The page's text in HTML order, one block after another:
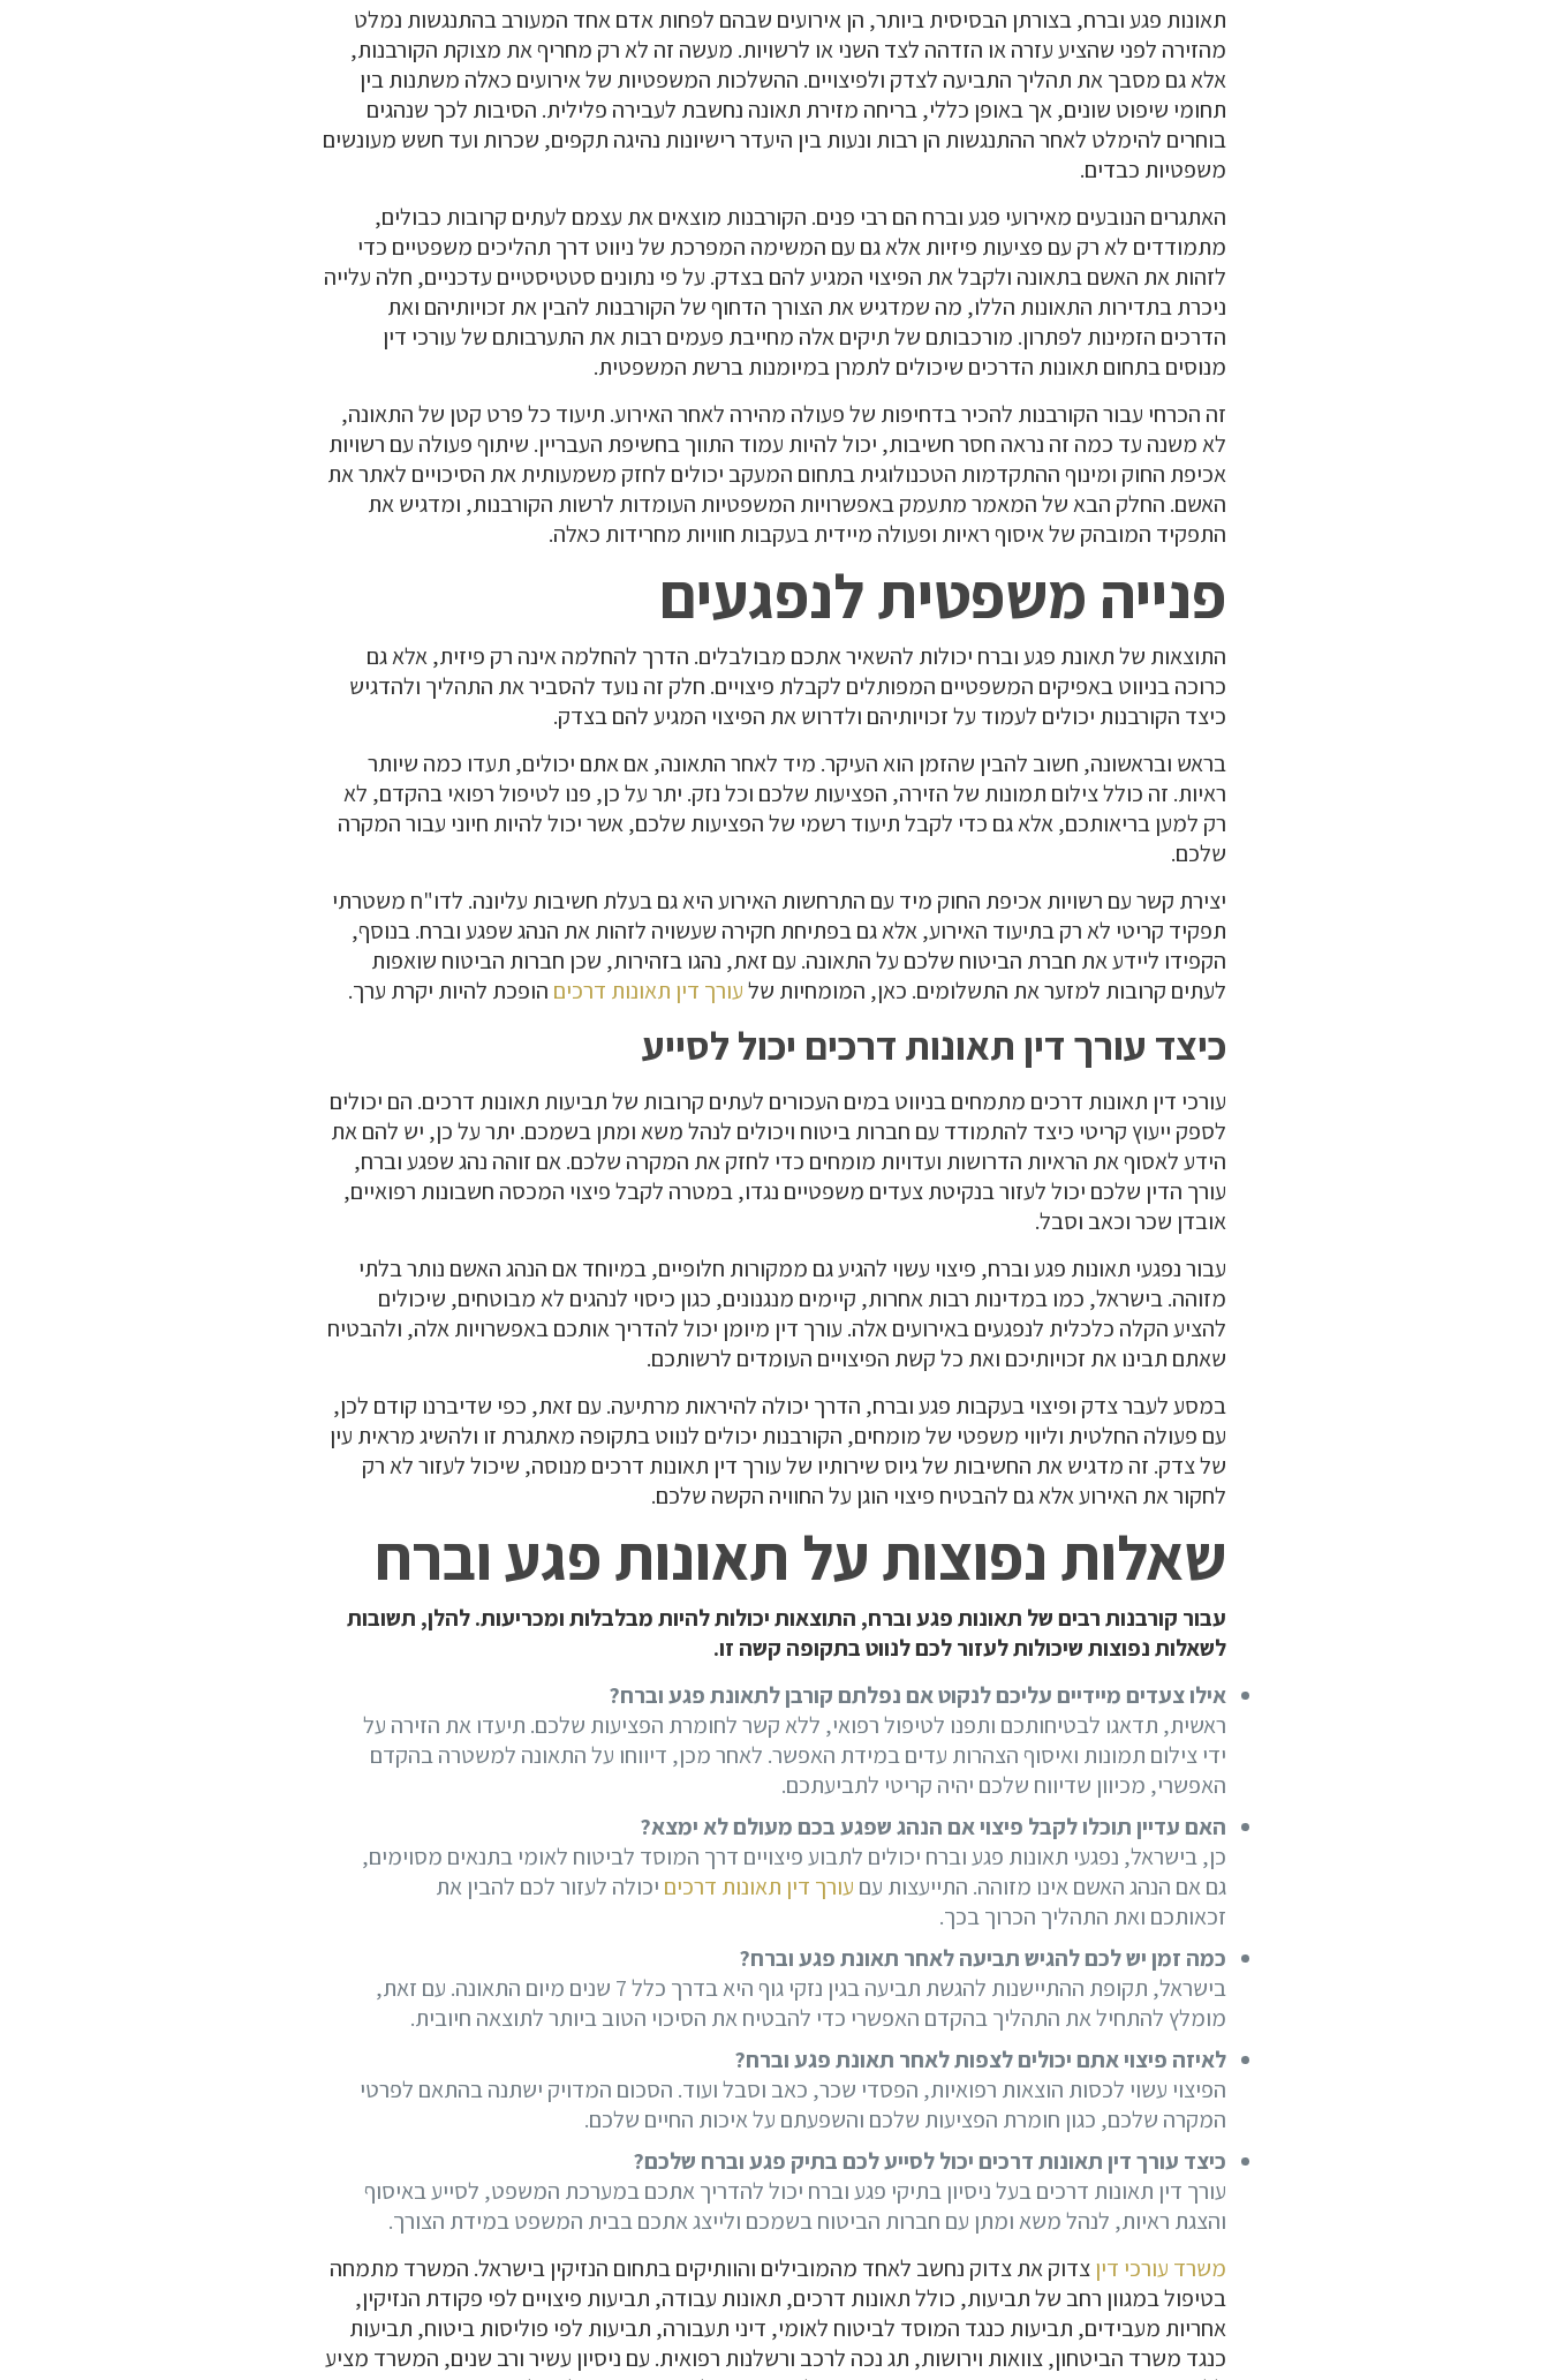
תאונות פגע וברח, בצורתן הבסיסית ביותר, הן אירועים שבהם לפחות אדם אחד המעורב בהתנגשות נמלט
מהזירה לפני שהציע עזרה או הזדהה לצד השני או לרשויות. מעשה זה לא רק מחריף את מצוקת הקורבנות,
אלא גם מסבך את תהליך התביעה לצדק ולפיצויים. ההשלכות המשפטיות של אירועים כאלה משתנות בין
תחומי שיפוט שונים, אך באופן כללי, בריחה מזירת תאונה נחשבת לעבירה פלילית. הסיבות לכך שנהגים
בוחרים להימלט לאחר ההתנגשות הן רבות ונעות בין היעדר רישיונות נהיגה תקפים, שכרות ועד חשש מעונשים
משפטיות כבדים.
האתגרים הנובעים מאירועי פגע וברח הם רבי פנים. הקורבנות מוצאים את עצמם לעתים קרובות כבולים,
מתמודדים לא רק עם פציעות פיזיות אלא גם עם המשימה המפרכת של ניווט דרך תהליכים משפטיים כדי
לזהות את האשם בתאונה ולקבל את הפיצוי המגיע להם בצדק. על פי נתונים סטטיסטיים עדכניים, חלה עלייה
ניכרת בתדירות התאונות הללו, מה שמדגיש את הצורך הדחוף של הקורבנות להבין את זכויותיהם ואת
הדרכים הזמינות לפתרון. מורכבותם של תיקים אלה מחייבת פעמים רבות את התערבותם של עורכי דין
מנוסים בתחום תאונות הדרכים שיכולים לתמרן במיומנות ברשת המשפטית.
זה הכרחי עבור הקורבנות להכיר בדחיפות של פעולה מהירה לאחר האירוע. תיעוד כל פרט קטן של התאונה,
לא משנה עד כמה זה נראה חסר חשיבות, יכול להיות עמוד התווך בחשיפת העבריין. שיתוף פעולה עם רשויות
אכיפת החוק ומינוף ההתקדמות הטכנולוגית בתחום המעקב יכולים לחזק משמעותית את הסיכויים לאתר את
האשם. החלק הבא של המאמר מתעמק באפשרויות המשפטיות העומדות לרשות הקורבנות, ומדגיש את
התפקיד המובהק של איסוף ראיות ופעולה מיידית בעקבות חוויות מחרידות כאלה.
פנייה משפטית לנפגעים
התוצאות של תאונת פגע וברח יכולות להשאיר אתכם מבולבלים. הדרך להחלמה אינה רק פיזית, אלא גם
כרוכה בניווט באפיקים המשפטיים המפותלים לקבלת פיצויים. חלק זה נועד להסביר את התהליך ולהדגיש
כיצד הקורבנות יכולים לעמוד על זכויותיהם ולדרוש את הפיצוי המגיע להם בצדק.
בראש ובראשונה, חשוב להבין שהזמן הוא העיקר. מיד לאחר התאונה, אם אתם יכולים, תעדו כמה שיותר
ראיות. זה כולל צילום תמונות של הזירה, הפציעות שלכם וכל נזק. יתר על כן, פנו לטיפול רפואי בהקדם, לא
רק למען בריאותכם, אלא גם כדי לקבל תיעוד רשמי של הפציעות שלכם, אשר יכול להיות חיוני עבור המקרה
שלכם.
יצירת קשר עם רשויות אכיפת החוק מיד עם התרחשות האירוע היא גם בעלת חשיבות עליונה. לדו"ח משטרתי
תפקיד קריטי לא רק בתיעוד האירוע, אלא גם בפתיחת חקירה שעשויה לזהות את הנהג שפגע וברח. בנוסף,
הקפידו ליידע את חברת הביטוח שלכם על התאונה. עם זאת, נהגו בזהירות, שכן חברות הביטוח שואפות
לעתים קרובות למזער את התשלומים. כאן, המומחיות שלעורך דין תאונות דרכים הופכת להיות יקרת ערך.
כיצד עורך דין תאונות דרכים יכול לסייע
עורכי דין תאונות דרכים מתמחים בניווט במים העכורים לעתים קרובות של תביעות תאונות דרכים. הם יכולים
לספק ייעוץ קריטי כיצד להתמודד עם חברות ביטוח ויכולים לנהל משא ומתן בשמכם. יתר על כן, יש להם את
הידע לאסוף את הראיות הדרושות ועדויות מומחים כדי לחזק את המקרה שלכם. אם זוהה נהג שפגע וברח,
עורך הדין שלכם יכול לעזור בנקיטת צעדים משפטיים נגדו, במטרה לקבל פיצוי המכסה חשבונות רפואיים,
אובדן שכר וכאב וסבל.
עבור נפגעי תאונות פגע וברח, פיצוי עשוי להגיע גם ממקורות חלופיים, במיוחד אם הנהג האשם נותר בלתי
מזוהה. בישראל, כמו במדינות רבות אחרות, קיימים מנגנונים, כגון כיסוי לנהגים לא מבוטחים, שיכולים
להציע הקלה כלכלית לנפגעים באירועים אלה. עורך דין מיומן יכול להדריך אותכם באפשרויות אלה, ולהבטיח
שאתם תבינו את זכויותיכם ואת כל קשת הפיצויים העומדים לרשותכם.
במסע לעבר צדק ופיצוי בעקבות פגע וברח, הדרך יכולה להיראות מרתיעה. עם זאת, כפי שדיברנו קודם לכן,
עם פעולה החלטית וליווי משפטי של מומחים, הקורבנות יכולים לנווט בתקופה מאתגרת זו ולהשיג מראית עין
של צדק. זה מדגיש את החשיבות של גיוס שירותיו של עורך דין תאונות דרכים מנוסה, שיכול לעזור לא רק
לחקור את האירוע אלא גם להבטיח פיצוי הוגן על החוויה הקשה שלכם.
שאלות נפוצות על תאונות פגע וברח
עבור קורבנות רבים של תאונות פגע וברח, התוצאות יכולות להיות מבלבלות ומכריעות. להלן, תשובות
לשאלות נפוצות שיכולות לעזור לכם לנווט בתקופה קשה זו.
אילו צעדים מיידיים עליכם לנקוט אם נפלתם קורבן לתאונת פגע וברח?
ראשית, תדאגו לבטיחותכם ותפנו לטיפול רפואי, ללא קשר לחומרת הפציעות שלכם. תיעדו את הזירה על
ידי צילום תמונות ואיסוף הצהרות עדים במידת האפשר. לאחר מכן, דיווחו על התאונה למשטרה בהקדם
האפשרי, מכיוון שדיווח שלכם יהיה קריטי לתביעתכם.
האם עדיין תוכלו לקבל פיצוי אם הנהג שפגע בכם מעולם לא ימצא?
כן, בישראל, נפגעי תאונות פגע וברח יכולים לתבוע פיצויים דרך המוסד לביטוח לאומי בתנאים מסוימים,
גם אם הנהג האשם אינו מזוהה. התייעצות עם עורך דין תאונות דרכים יכולה לעזור לכם להבין את
זכאותכם ואת התהליך הכרוך בכך.
כמה זמן יש לכם להגיש תביעה לאחר תאונת פגע וברח?
בישראל, תקופת ההתיישנות להגשת תביעה בגין נזקי גוף היא בדרך כלל 7 שנים מיום התאונה. עם זאת,
מומלץ להתחיל את התהליך בהקדם האפשרי כדי להבטיח את הסיכוי הטוב ביותר לתוצאה חיובית.
לאיזה פיצוי אתם יכולים לצפות לאחר תאונת פגע וברח?
הפיצוי עשוי לכסות הוצאות רפואיות, הפסדי שכר, כאב וסבל ועוד. הסכום המדויק ישתנה בהתאם לפרטי
המקרה שלכם, כגון חומרת הפציעות שלכם והשפעתם על איכות החיים שלכם.
כיצד עורך דין תאונות דרכים יכול לסייע לכם בתיק פגע וברח שלכם?
עורך דין תאונות דרכים בעל ניסיון בתיקי פגע וברח יכול להדריך אתכם במערכת המשפט, לסייע באיסוף
והצגת ראיות, לנהל משא ומתן עם חברות הביטוח בשמכם ולייצג אתכם בבית המשפט במידת הצורך.
משרד עורכי דיןצדוק את צדוק נחשב לאחד מהמובילים והוותיקים בתחום הנזיקין בישראל. המשרד מתמחה
בטיפול במגוון רחב של תביעות, כולל תאונות דרכים, תאונות עבודה, תביעות פיצויים לפי פקודת הנזיקין,
אחריות מעבידים, תביעות כנגד המוסד לביטוח לאומי, דיני תעבורה, תביעות לפי פוליסות ביטוח, תביעות
כנגד משרד הביטחון, צוואות וירושות, תג נכה לרכב ורשלנות רפואית. עם ניסיון עשיר ורב שנים, המשרד מציע